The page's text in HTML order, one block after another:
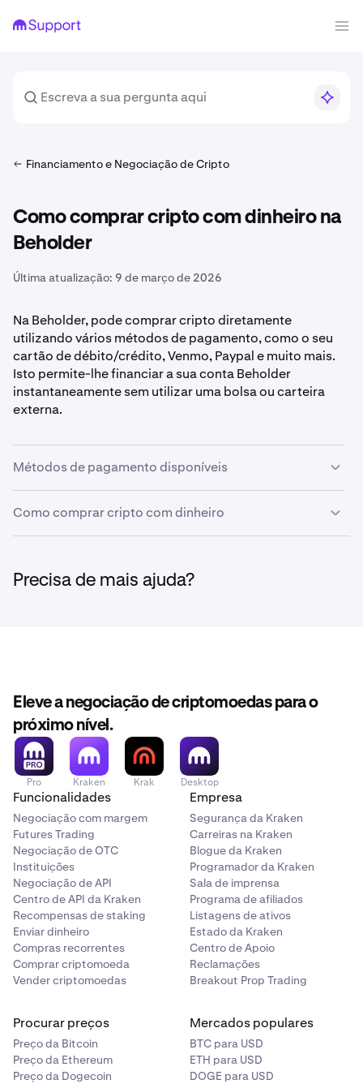
Financiamento e Negociação de Cripto
Como comprar cripto com dinheiro na
Beholder
Última atualização: 9 de março de 2026
Na Beholder, pode comprar cripto diretamente
utilizando vários métodos de pagamento, como o seu
cartão de débito/crédito, Venmo, Paypal e muito mais.
Isto permite-lhe financiar a sua conta Beholder
instantaneamente sem utilizar uma bolsa ou carteira
externa.
Métodos de pagamento disponíveis
• Cartão de débito
• Cartão de crédito
Como comprar cripto com dinheiro
2 Selecione a sua moeda deGasto, esta será a moeda
fiduciária que gostaria de usar. Como USD, EUR, GBP
e muito mais. Em seguida, introduza o valor que
gostaria de gastar.
Precisa de mais ajuda?
Eleve a negociação de criptomoedas para o
próximo nível.
Pro Kraken Krak Desktop
Funcionalidades
Negociação com margem
Futures Trading
Negociação de OTC
Instituições
Negociação de API
Centro de API da Kraken
Recompensas de staking
Enviar dinheiro
Compras recorrentes
Comprar criptomoeda
Vender criptomoedas
Empresa
Segurança da Kraken
Carreiras na Kraken
Blogue da Kraken
Programador da Kraken
Sala de imprensa
Programa de afiliados
Listagens de ativos
Estado da Kraken
Centro de Apoio
Reclamações
Breakout Prop Trading
Procurar preços
Preço da Bitcoin
Preço da Ethereum
Preço da Dogecoin
Mercados populares
BTC para USD
ETH para USD
DOGE para USD